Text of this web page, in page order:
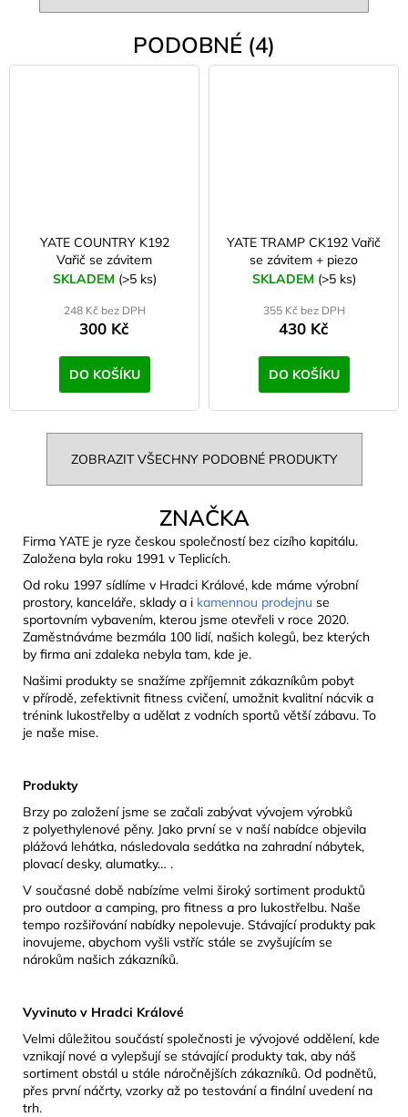
PODOBNÉ (4)
YATE COUNTRY K192
Vařič se závitem
SKLADEM (>5 ks)
248 Kč bez DPH
300 Kč
DO KOŠÍKU
YATE TRAMP CK192 Vařič
se závitem + piezo
SKLADEM (>5 ks)
355 Kč bez DPH
430 Kč
DO KOŠÍKU
ZOBRAZIT VŠECHNY PODOBNÉ PRODUKTY
ZNAČKA
Firma YATE je ryze českou společností bez cizího kapitálu.
Založena byla roku 1991 v Teplicích.
Od roku 1997 sídlíme v Hradci Králové, kde máme výrobní
prostory, kanceláře, sklady a i kamennou prodejnu se
sportovním vybavením, kterou jsme otevřeli v roce 2020.
Zaměstnáváme bezmála 100 lidí, našich kolegů, bez kterých
by firma ani zdaleka nebyla tam, kde je.
Našimi produkty se snažíme zpříjemnit zákazníkům pobyt
v přírodě, zefektivnit fitness cvičení, umožnit kvalitní nácvik a
trénink lukostřelby a udělat z vodních sportů větší zábavu. To
je naše mise.
Produkty
Brzy po založení jsme se začali zabývat vývojem výrobků
z polyethylenové pěny. Jako první se v naší nabídce objevila
plážová lehátka, následovala sedátka na zahradní nábytek,
plovací desky, alumatky… .
V současné době nabízíme velmi široký sortiment produktů
pro outdoor a camping, pro fitness a pro lukostřelbu. Naše
tempo rozšiřování nabídky nepolevuje. Stávající produkty pak
inovujeme, abychom vyšli vstříc stále se zvyšujícím se
nárokům našich zákazníků.
Vyvinuto v Hradci Králové
Velmi důležitou součástí společnosti je vývojové oddělení, kde
vznikají nové a vylepšují se stávající produkty tak, aby náš
sortiment obstál u stále náročnějších zákazníků. Od podnětů,
přes první náčrty, vzorky až po testování a finální uvedení na
trh.